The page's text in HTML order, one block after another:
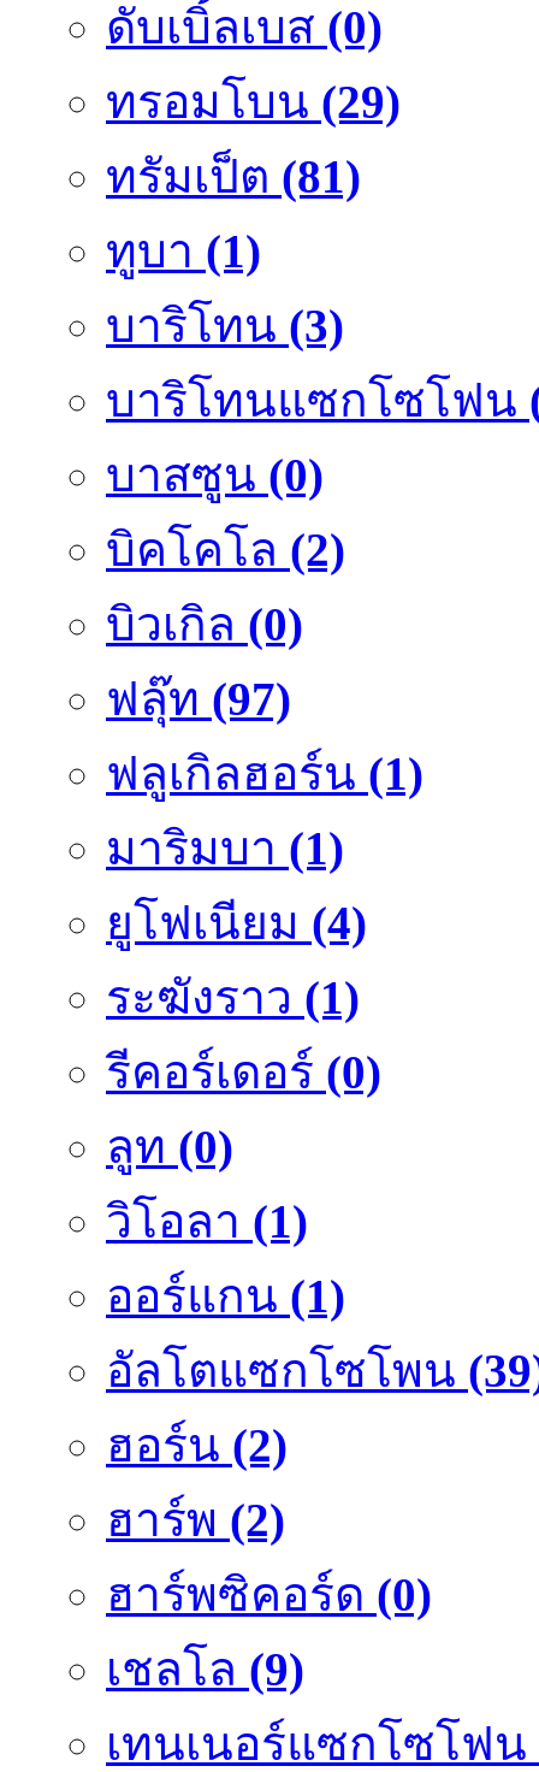
ดับเบิ้ลเบส (0)
ทรอมโบน (29)
ทรัมเป็ต (81)
ทูบา (1)
บาริโทน (3)
บาริโทนแซกโซโฟน
บาสซูน (0)
บิคโคโล (2)
บิวเกิล (0)
ฟลุ๊ท (97)
ฟลูเกิลฮอร์น (1)
มาริมบา (1)
ยูโฟเนียม (4)
ระฆังราว (1)
รีคอร์เดอร์ (0)
ลูท (0)
วิโอลา (1)
ออร์แกน (1)
อัลโตแซกโซโพน
ฮอร์น (2)
ฮาร์พ (2)
ฮาร์พซิคอร์ด (0)
เชลโล (9)
เทนเนอร์แซกโซโฟน